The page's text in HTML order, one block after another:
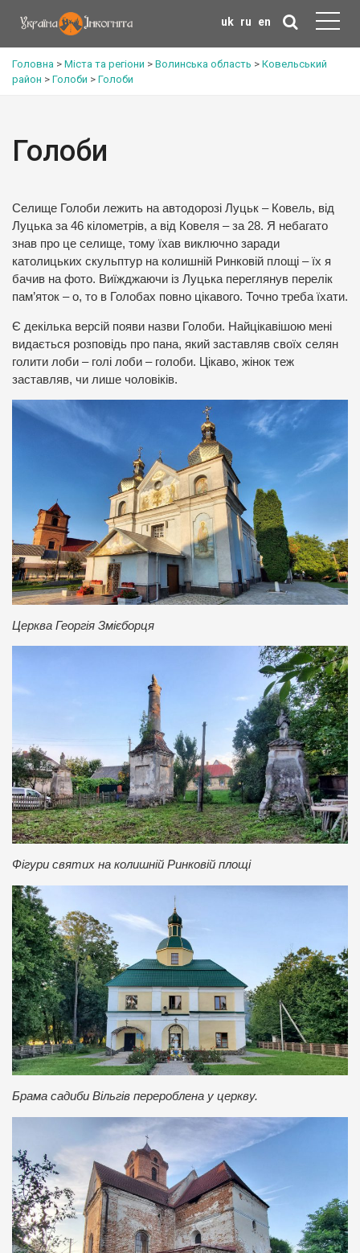
uk ru en
Головна > Міста та регіони > Волинська область > Ковельський
район > Голоби > Голоби
Голоби
Селище Голоби лежить на автодорозі Луцьк – Ковель, від
Луцька за 46 кілометрів, а від Ковеля – за 28. Я небагато
знав про це селище, тому їхав виключно заради
католицьких скульптур на колишній Ринковій площі – їх я
бачив на фото. Виїжджаючи із Луцька переглянув перелік
пам’яток – о, то в Голобах повно цікавого. Точно треба їхати.
Є декілька версій появи назви Голоби. Найцікавішою мені
видається розповідь про пана, який заставляв своїх селян
голити лоби – голі лоби – голоби. Цікаво, жінок теж
заставляв, чи лише чоловіків.
Церква Георгія Змієборця
Фігури святих на колишній Ринковій площі
Брама садиби Вільгів перероблена у церкву.